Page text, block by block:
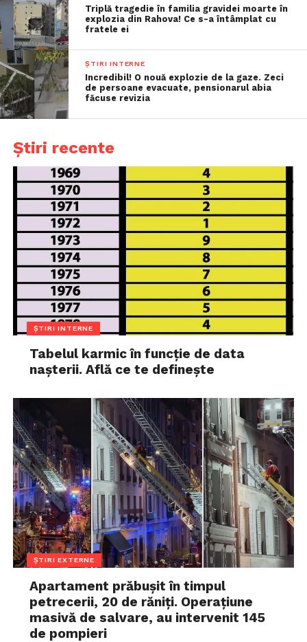
Triplă tragedie în familia gravidei moarte în
explozia din Rahova! Ce s-a întâmplat cu
fratele ei
ȘTIRI INTERNE
Incredibil! O nouă explozie de la gaze. Zeci
de persoane evacuate, pensionarul abia
făcuse revizia
Știri recente
ȘTIRI INTERNE
Tabelul karmic în funcție de data
nașterii. Află ce te definește
ȘTIRI EXTERNE
Apartament prăbușit în timpul
petrecerii, 20 de răniți. Operațiune
masivă de salvare, au intervenit 145
de pompieri